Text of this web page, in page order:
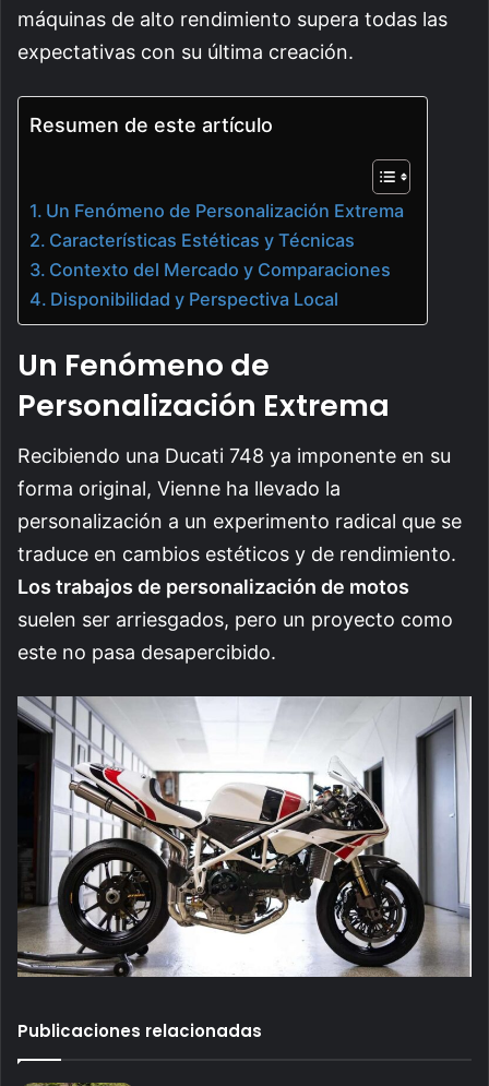
máquinas de alto rendimiento supera todas las
expectativas con su última creación.
Resumen de este artículo
Un Fenómeno de Personalización Extrema
Características Estéticas y Técnicas
Contexto del Mercado y Comparaciones
Disponibilidad y Perspectiva Local
Un Fenómeno de
Personalización Extrema
Recibiendo una Ducati 748 ya imponente en su
forma original, Vienne ha llevado la
personalización a un experimento radical que se
traduce en cambios estéticos y de rendimiento.
Los trabajos de personalización de motos
suelen ser arriesgados, pero un proyecto como
este no pasa desapercibido.
Publicaciones relacionadas